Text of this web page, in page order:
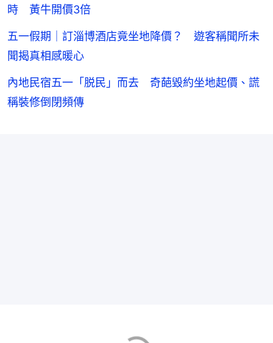
時 黃牛開價3倍
五一假期｜訂淄博酒店竟坐地降價？ 遊客稱聞所未
聞揭真相感暖心
內地民宿五一「脱民」而去 奇葩毀約坐地起價、謊
稱裝修倒閉頻傳